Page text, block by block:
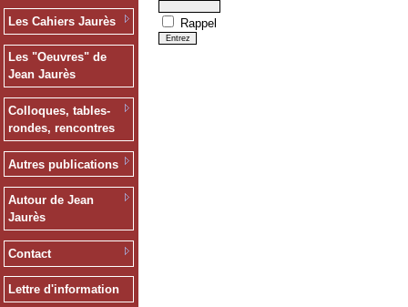
Les Cahiers Jaurès
Les "Oeuvres" de
Jean Jaurès
Colloques, tables-
rondes, rencontres
Autres publications
Autour de Jean
Jaurès
Contact
Lettre d'information
Rappel